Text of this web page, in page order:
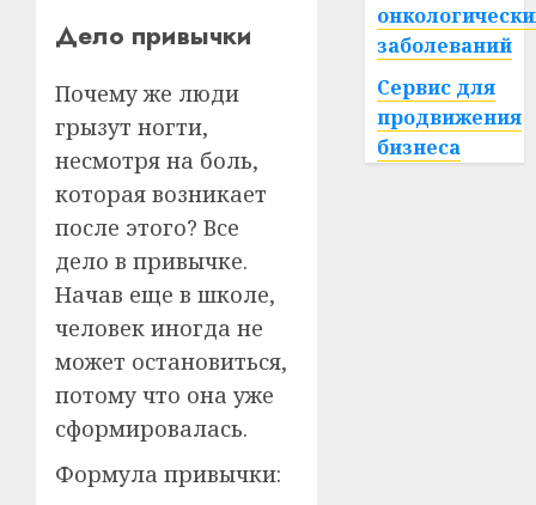
Дело привычки
Почему же люди
грызут ногти,
несмотря на боль,
которая возникает
после этого? Все
дело в привычке.
Начав еще в школе,
человек иногда не
может остановиться,
потому что она уже
сформировалась.
Формула привычки:
заболеваний
Сервис для
продвижения
бизнеса